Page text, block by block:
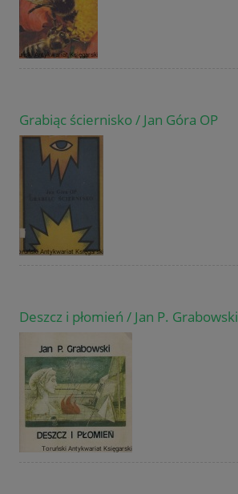
Grabiąc ściernisko / Jan Góra OP
Deszcz i płomień / Jan P. Grabowski